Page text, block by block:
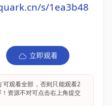
s/1ea3b48
立即观看
观看全部，否则只能观看2
资源不对可点击右上角提交